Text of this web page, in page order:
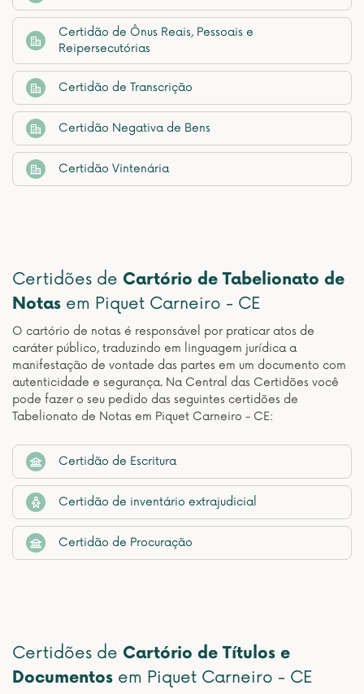
Certidão de Ônus Reais, Pessoais e
Reipersecutórias
Certidão de Transcrição
Certidão Negativa de Bens
Certidão Vintenária
Certidões de Cartório de Tabelionato de
Notas em Piquet Carneiro - CE
O cartório de notas é responsável por praticar atos de
caráter público, traduzindo em linguagem jurídica a
manifestação de vontade das partes em um documento com
autenticidade e segurança. Na Central das Certidões você
pode fazer o seu pedido das seguintes certidões de
Tabelionato de Notas em Piquet Carneiro - CE:
Certidão de Escritura
Certidão de inventário extrajudicial
Certidão de Procuração
Certidões de Cartório de Títulos e
Documentos em Piquet Carneiro - CE